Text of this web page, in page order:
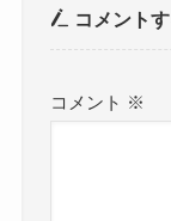
コメント
コメント ※